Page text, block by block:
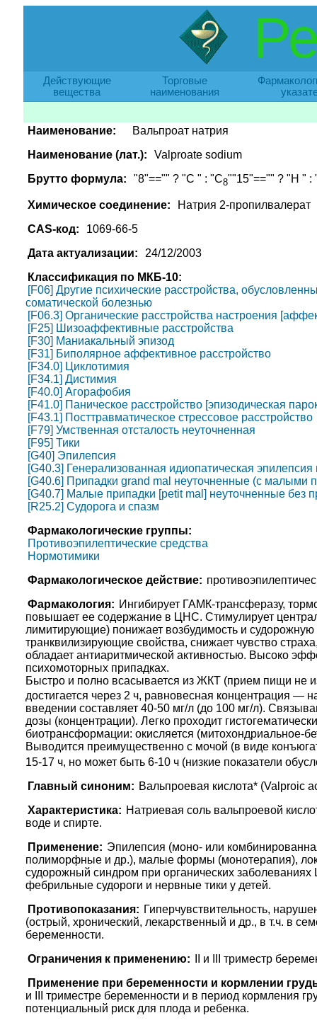
Действующие
вещества
Торговые
наименования
Наименование:
Вальпроат натрия
Наименование (лат.):
Valproate sodium
Брутто формула:
"8"=="" ? "C " : "C8""15"=="" ? "H " :
Химическое соединение:
Натрия 2-пропилвалерат
CAS-код:
1069-66-5
Дата актуализации:
24/12/2003
Классификация по МКБ-10:
[F06] Другие психические расстройства,
соматической болезнью
[F06.3] Органические расстройства настроения
[F25] Шизоаффективные расстройства
[F30] Маниакальный эпизод
[F31] Биполярное аффективное расстройство
[F34.0] Циклотимия
[F34.1] Дистимия
[F40.0] Агорафобия
[F41.0] Паническое расстройство [эпизодическая
[F43.1] Посттравматическое стрессовое расстройство
[F79] Умственная отсталость неуточненная
[F95] Тики
[G40] Эпилепсия
[G40.3] Генерализованная идиопатическая
[G40.6] Припадки grand mal неуточненные (с малыми
[G40.7] Малые припадки [petit mal] неуточненные без
[R25.2] Судорога и спазм
Фармакологические группы:
Противоэпилептические средства
Нормотимики
Фармакологическое действие:
Фармакология: Ингибирует ГАМК-трансферазу,
повышает ее содержание в ЦНС. Стимулирует
лимитирующие) понижает возбудимость и судорожную
транквилизирующие свойства, снижает чувство
обладает антиаритмической активностью. Высоко
психомоторных припадках.
Быстро и полно всасывается из ЖКТ (прием пищи не
достигается через 2 ч, равновесная концентрация
введении составляет 40-50 мг/л (до 100 мг/л).
дозы (концентрации). Легко проходит
биотрансформации: окисляется (митохондриальное-
Выводится преимущественно с мочой (в виде
15-17 ч, но может быть 6-10 ч (низкие показатели
Главный синоним: Вальпроевая кислота* (Valproic
Характеристика: Натриевая соль вальпроевой
воде и спирте.
Применение: Эпилепсия (моно- или
полиморфные и др.), малые формы (монотерапия),
судорожный синдром при органических
фебрильные судороги и нервные тики у детей.
Противопоказания: Гиперчувствительность,
(острый, хронический, лекарственный и др., в т.ч. в
беременности.
Ограничения к применению:
II и III триместр
Применение при беременности и кормлении
и III триместре беременности и в период кормления
потенциальный риск для плода и ребенка.